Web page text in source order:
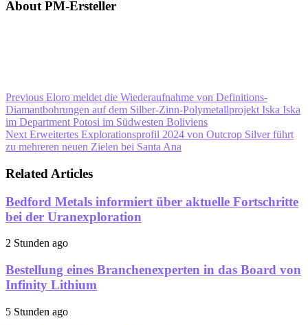
About PM-Ersteller
Previous Eloro meldet die Wiederaufnahme von Definitions-
Diamantbohrungen auf dem Silber-Zinn-Polymetallprojekt Iska Iska
im Department Potosi im Südwesten Boliviens
Next Erweitertes Explorationsprofil 2024 von Outcrop Silver führt
zu mehreren neuen Zielen bei Santa Ana
Related Articles
Bedford Metals informiert über aktuelle Fortschritte
bei der Uranexploration
2 Stunden ago
Bestellung eines Branchenexperten in das Board von
Infinity Lithium
5 Stunden ago